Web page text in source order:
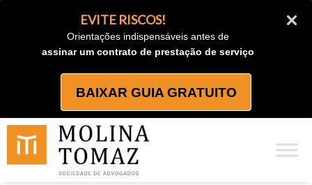
EVITE RISCOS!
Orientações indispensáveis antes de
assinar um contrato de prestação de serviço
BAIXAR GUIA GRATUITO